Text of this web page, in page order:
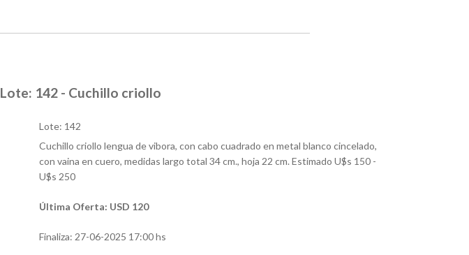
Lote: 142 - Cuchillo criollo
Lote: 142
Cuchillo criollo lengua de vibora, con cabo cuadrado en metal blanco cincelado,
con vaina en cuero, medidas largo total 34 cm., hoja 22 cm. Estimado U$s 150 -
U$s 250
Última Oferta: USD 120
Finaliza: 27-06-2025 17:00 hs